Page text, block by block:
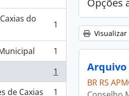
do
1
1
1
de Caxias
1
Opções
Arquivo
BR RS